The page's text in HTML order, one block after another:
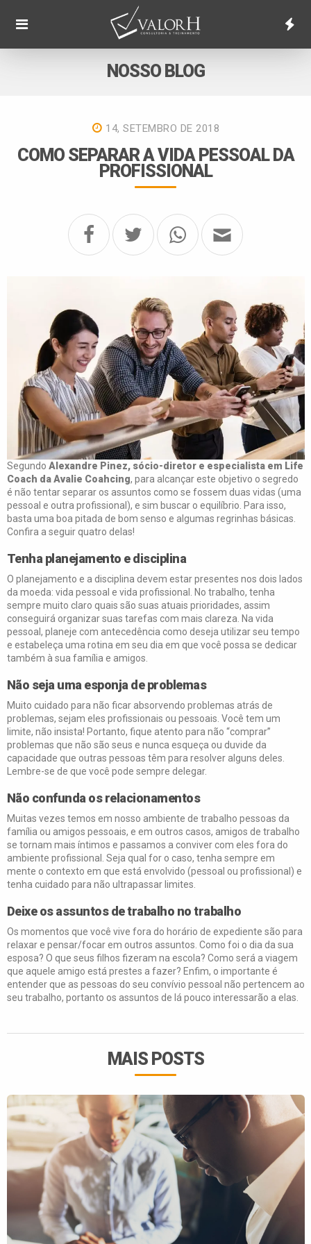
NOSSO BLOG
14, SETEMBRO DE 2018
COMO SEPARAR A VIDA PESSOAL DA
PROFISSIONAL
Segundo Alexandre Pinez, sócio-diretor e especialista em Life
Coach da Avalie Coahcing, para alcançar este objetivo o segredo
é não tentar separar os assuntos como se fossem duas vidas (uma
pessoal e outra profissional), e sim buscar o equilíbrio. Para isso,
basta uma boa pitada de bom senso e algumas regrinhas básicas.
Confira a seguir quatro delas!
Tenha planejamento e disciplina
O planejamento e a disciplina devem estar presentes nos dois lados
da moeda: vida pessoal e vida profissional. No trabalho, tenha
sempre muito claro quais são suas atuais prioridades, assim
conseguirá organizar suas tarefas com mais clareza. Na vida
pessoal, planeje com antecedência como deseja utilizar seu tempo
e estabeleça uma rotina em seu dia em que você possa se dedicar
também à sua família e amigos.
Não seja uma esponja de problemas
Muito cuidado para não ficar absorvendo problemas atrás de
problemas, sejam eles profissionais ou pessoais. Você tem um
limite, não insista! Portanto, fique atento para não “comprar”
problemas que não são seus e nunca esqueça ou duvide da
capacidade que outras pessoas têm para resolver alguns deles.
Lembre-se de que você pode sempre delegar.
Não confunda os relacionamentos
Muitas vezes temos em nosso ambiente de trabalho pessoas da
família ou amigos pessoais, e em outros casos, amigos de trabalho
se tornam mais íntimos e passamos a conviver com eles fora do
ambiente profissional. Seja qual for o caso, tenha sempre em
mente o contexto em que está envolvido (pessoal ou profissional) e
tenha cuidado para não ultrapassar limites.
Deixe os assuntos de trabalho no trabalho
Os momentos que você vive fora do horário de expediente são para
relaxar e pensar/focar em outros assuntos. Como foi o dia da sua
esposa? O que seus filhos fizeram na escola? Como será a viagem
que aquele amigo está prestes a fazer? Enfim, o importante é
entender que as pessoas do seu convívio pessoal não pertencem ao
seu trabalho, portanto os assuntos de lá pouco interessarão a elas.
MAIS POSTS